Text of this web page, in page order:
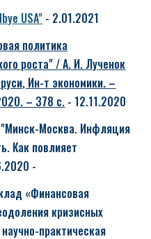
USA" - 2.01.2021
политика
роста" /А. И. Лученок
Ин-т экономики. –
– 378 с. - 12.11.2020
Москва. Инфляция
Как повлияет
-
«Финансовая
кризисных
практическая